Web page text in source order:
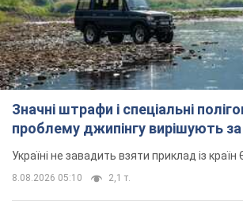
На Прикарпатті після аномальної
спеки пройшла потужна злива:
дороги перетворились на річки.
Відео
Негода накрила Івано-Франківщину та
12 часов назад
за газ через покази зіпсованого
лічильника: суддя ухвалив